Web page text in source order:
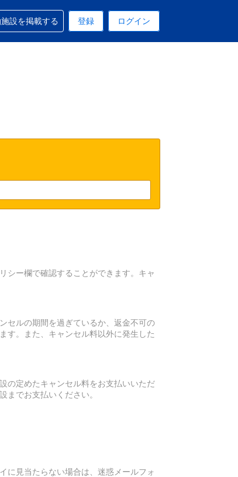
の表示通貨は円です
択中の言語は日本語です
するサポートを受けられます
設を掲載する 登録 ログイン
シー欄で確認することができます。キャ
セルの期間を過ぎているか、返金不可の
す。また、キャンセル料以外に発生した
の定めたキャンセル料をお支払いいただ
までお支払いください。
に見当たらない場合は、迷惑メールフォ